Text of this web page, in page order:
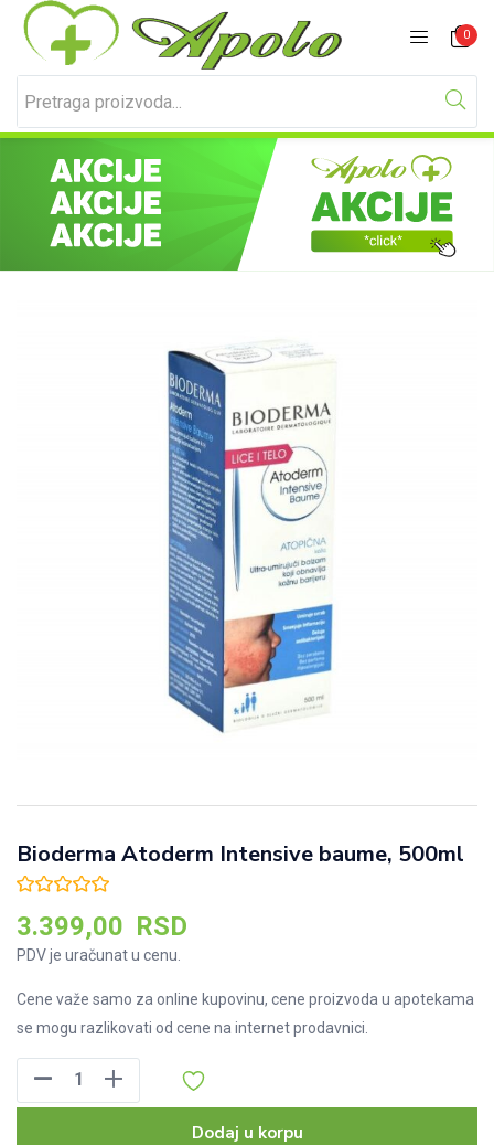
0
Prijavite se Registracija
Unesite svoje korisničko ime i lozinku za prijavu.
Bioderma Atoderm Intensive baume, 500ml
3.399,00 RSD
PDV je uračunat u cenu.
Cene važe samo za online kupovinu, cene proizvoda u apotekama
se mogu razlikovati od cene na internet prodavnici.
Bioderma
Atoderm
Dodaj u korpu